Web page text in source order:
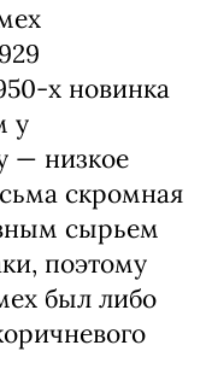
х новинка
у
— низкое
скромная
сырьем
поэтому
был либо